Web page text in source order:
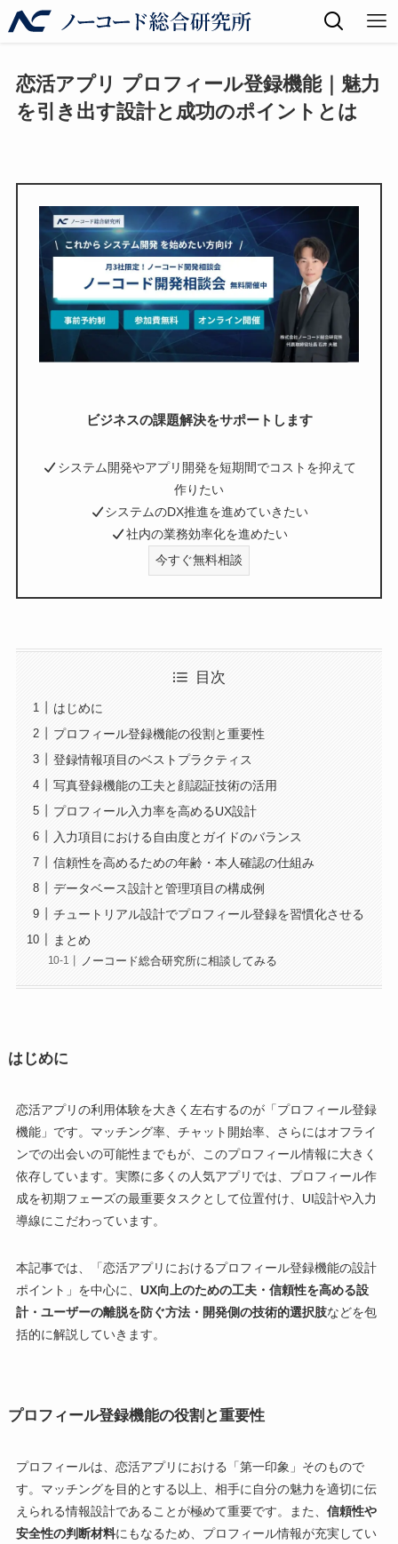
恋活アプリ プロフィール登録機能｜魅力
を引き出す設計と成功のポイントとは
ビジネスの課題解決をサポートします
システム開発やアプリ開発を短期間でコストを抑えて
作りたい
システムのDX推進を進めていきたい
社内の業務効率化を進めたい
今すぐ無料相談
目次
はじめに
プロフィール登録機能の役割と重要性
登録情報項目のベストプラクティス
写真登録機能の工夫と顔認証技術の活用
プロフィール入力率を高めるUX設計
入力項目における自由度とガイドのバランス
信頼性を高めるための年齢・本人確認の仕組み
データベース設計と管理項目の構成例
チュートリアル設計でプロフィール登録を習慣化させる
まとめ
ノーコード総合研究所に相談してみる
はじめに
恋活アプリの利用体験を大きく左右するのが「プロフィール登録
機能」です。マッチング率、チャット開始率、さらにはオフライ
ンでの出会いの可能性までもが、このプロフィール情報に大きく
依存しています。実際に多くの人気アプリでは、プロフィール作
成を初期フェーズの最重要タスクとして位置付け、UI設計や入力
導線にこだわっています。
本記事では、「恋活アプリにおけるプロフィール登録機能の設計
ポイント」を中心に、 UX向上のための工夫・信頼性を高める設
計・ユーザーの離脱を防ぐ方法・開発側の技術的選択肢などを包
括的に解説していきます。
プロフィール登録機能の役割と重要性
プロフィールは、恋活アプリにおける「第一印象」そのもので
す。マッチングを目的とする以上、相手に自分の魅力を適切に伝
えられる情報設計であることが極めて重要です。また、 信頼性や
安全性の判断材料にもなるため、プロフィール情報が充実してい